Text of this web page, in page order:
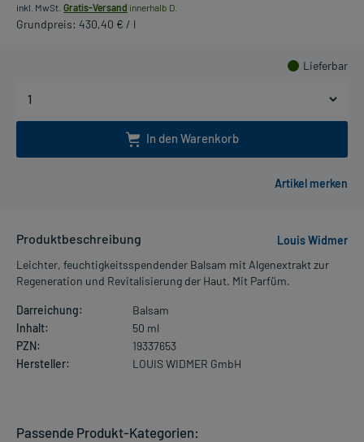
inkl. MwSt. Gratis-Versand innerhalb D.
Grundpreis: 430,40 € / l
Lieferbar
In den Warenkorb
Produktbeschreibung
Louis Widmer
Leichter, feuchtigkeitsspendender Balsam mit Algenextrakt zur
Regeneration und Revitalisierung der Haut. Mit Parfüm.
Darreichung:
Balsam
Inhalt:
50 ml
PZN:
19337653
Hersteller:
LOUIS WIDMER GmbH
Passende Produkt-Kategorien: